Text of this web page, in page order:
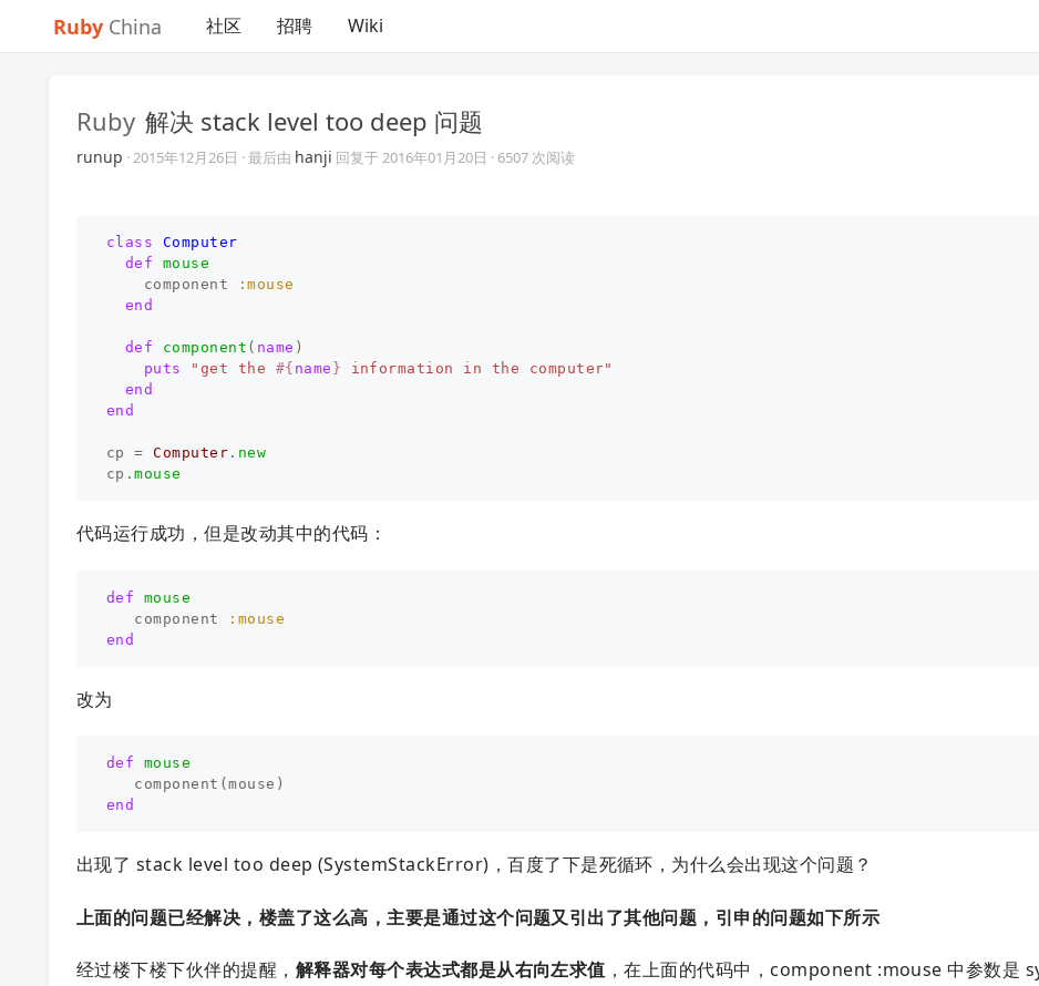
Ruby China 社区 招聘 Wiki
Ruby 解决 stack level too deep 问题
runup ·2015年12月26日 · 最后由 hanji 回复于2016年01月20日 · 6507 次阅读
class
Computer
def
mouse
component
:mouse
end
def component ( name )
puts
"get the #{ name } information in the computer"
end
end
cp = Computer . new
cp .mouse
代码运行成功，但是改动其中的代码：
def
mouse
component
:mouse
end
改为
def
mouse
component (mouse )
end
出现了 stack level too deep (SystemStackError)，百度了下是死循环，为什么会出现这个问题？
上面的问题已经解决，楼盖了这么高，主要是通过这个问题又引出了其他问题，引申的问题如下所示
经过楼下楼下伙伴的提醒， 解释器对每个表达式都是从右向左求值 ，在上面的代码中，component :mouse 中参数是